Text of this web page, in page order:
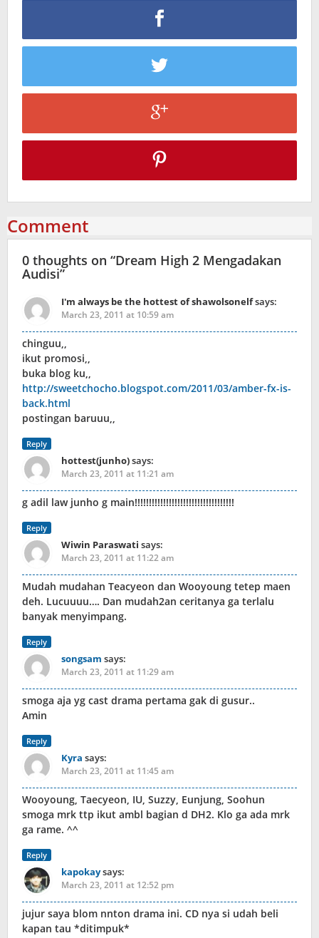
Comment
0 thoughts on “Dream High 2 Mengadakan
Audisi”
I'm always be the hottest of shawolsonelfsays:
March 23, 2011 at 10:59 am
chinguu,,
ikut promosi,,
buka blog ku,,
http://sweetchocho.blogspot.com/2011/03/amber-fx-is-
back.html
postingan baruuu,,
Reply
hottest(junho)says:
March 23, 2011 at 11:21 am
g adil law junho g main!!!!!!!!!!!!!!!!!!!!!!!!!!!!!!!!!!!
Reply
Wiwin Paraswati says:
March 23, 2011 at 11:22 am
Mudah mudahan Teacyeon dan Wooyoung tetep maen
deh. Lucuuuu…. Dan mudah2an ceritanya ga terlalu
banyak menyimpang.
Reply
songsam says:
March 23, 2011 at 11:29 am
smoga aja yg cast drama pertama gak di gusur..
Amin
Reply
Kyra says:
March 23, 2011 at 11:45 am
Wooyoung, Taecyeon, IU, Suzzy, Eunjung, Soohun
smoga mrk ttp ikut ambl bagian d DH2. Klo ga ada mrk
ga rame. ^^
Reply
kapokaysays:
March 23, 2011 at 12:52 pm
jujur saya blom nnton drama ini. CD nya si udah beli
kapan tau *ditimpuk*